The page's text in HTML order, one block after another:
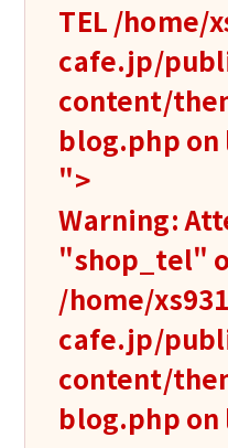
TEL /home/
cafe.jp/
content/
blog.php on
">
Warning:
"shop_tel"
/home/
cafe.jp/
content/
blog.php on